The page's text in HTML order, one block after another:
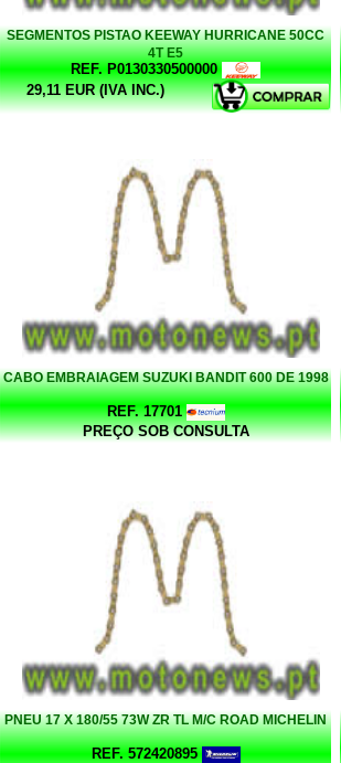
SEGMENTOS PISTAO KEEWAY HURRICANE 50CC
4T E5
REF. P0130330500000
29,11 EUR (IVA INC.)
CABO EMBRAIAGEM SUZUKI BANDIT 600 DE 1998
REF. 17701
PREÇO SOB CONSULTA
PNEU 17 X 180/55 73W ZR TL M/C ROAD MICHELIN
REF. 572420895